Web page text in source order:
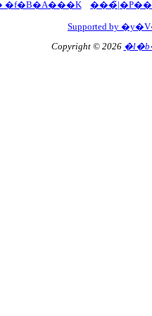
Supported by
Copyright © 2026